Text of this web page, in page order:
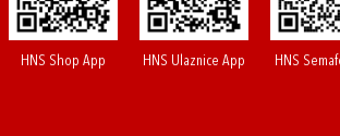
HNS Shop App HNS Ulaznice App HNS